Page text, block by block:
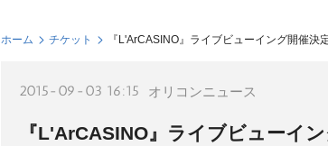
ホーム チケット 『L'ArCASINO』ライブビューイング開催決
2015-09-03 16:15 オリコンニュース
『L'ArCASINO』ライブビューイ